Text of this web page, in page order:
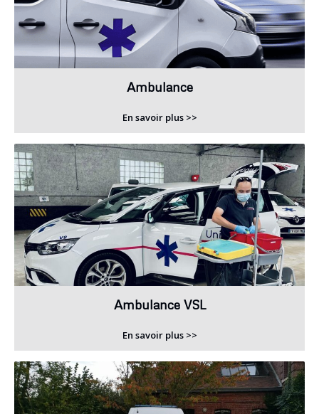
Ambulance
En savoir plus >>
Ambulance VSL
En savoir plus >>